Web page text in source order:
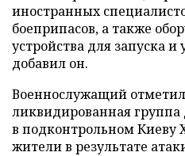
иностранных
боеприпасов, а также
устройства для запуска
добавил он.
Военнослужащий
ликвидированная
в подконтрольном Киеву
жители в результате